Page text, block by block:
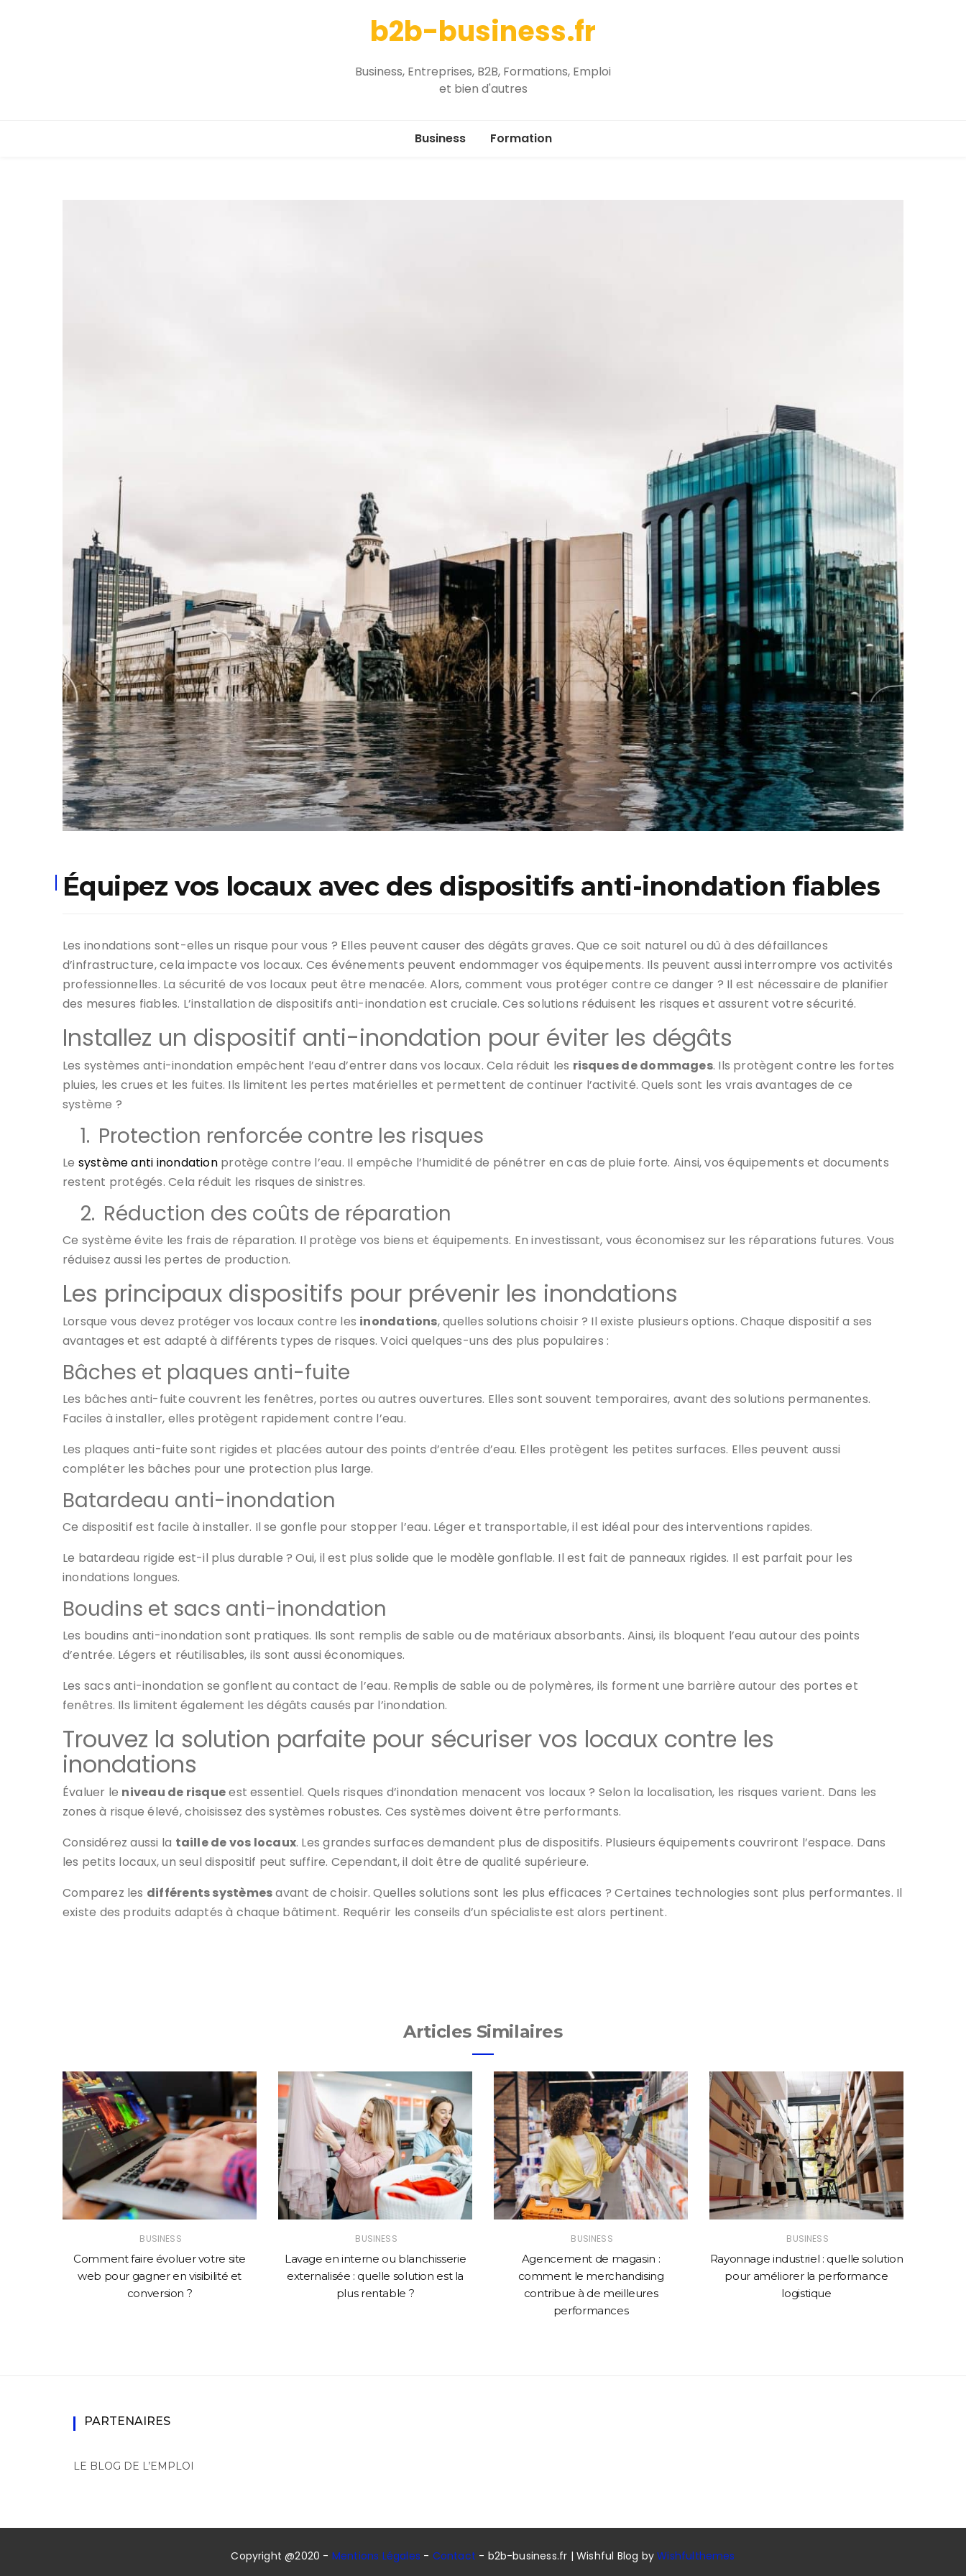
b2b-business.fr
Business, Entreprises, B2B, Formations, Emploi
et bien d'autres
Business Formation
Équipez vos locaux avec des dispositifs anti-inondation fiables
Les inondations sont-elles un risque pour vous ? Elles peuvent causer des dégâts graves. Que ce soit naturel ou dû à des défaillances
d’infrastructure, cela impacte vos locaux. Ces événements peuvent endommager vos équipements. Ils peuvent aussi interrompre vos activités
professionnelles. La sécurité de vos locaux peut être menacée. Alors, comment vous protéger contre ce danger ? Il est nécessaire de planifier
des mesures fiables. L’installation de dispositifs anti-inondation est cruciale. Ces solutions réduisent les risques et assurent votre sécurité.
Installez un dispositif anti-inondation pour éviter les dégâts
Les systèmes anti-inondation empêchent l’eau d’entrer dans vos locaux. Cela réduit les risques de dommages. Ils protègent contre les fortes
pluies, les crues et les fuites. Ils limitent les pertes matérielles et permettent de continuer l’activité. Quels sont les vrais avantages de ce
système ?
1. Protection renforcée contre les risques
Le système anti inondationprotège contre l’eau. Il empêche l’humidité de pénétrer en cas de pluie forte. Ainsi, vos équipements et documents
restent protégés. Cela réduit les risques de sinistres.
2. Réduction des coûts de réparation
Ce système évite les frais de réparation. Il protège vos biens et équipements. En investissant, vous économisez sur les réparations futures. Vous
réduisez aussi les pertes de production.
Les principaux dispositifs pour prévenir les inondations
Lorsque vous devez protéger vos locaux contre les inondations, quelles solutions choisir ? Il existe plusieurs options. Chaque dispositif a ses
avantages et est adapté à différents types de risques. Voici quelques-uns des plus populaires :
Bâches et plaques anti-fuite
Les bâches anti-fuite couvrent les fenêtres, portes ou autres ouvertures. Elles sont souvent temporaires, avant des solutions permanentes.
Faciles à installer, elles protègent rapidement contre l’eau.
Les plaques anti-fuite sont rigides et placées autour des points d’entrée d’eau. Elles protègent les petites surfaces. Elles peuvent aussi
compléter les bâches pour une protection plus large.
Batardeau anti-inondation
Ce dispositif est facile à installer. Il se gonfle pour stopper l’eau. Léger et transportable, il est idéal pour des interventions rapides.
Le batardeau rigide est-il plus durable ? Oui, il est plus solide que le modèle gonflable. Il est fait de panneaux rigides. Il est parfait pour les
inondations longues.
Boudins et sacs anti-inondation
Les boudins anti-inondation sont pratiques. Ils sont remplis de sable ou de matériaux absorbants. Ainsi, ils bloquent l’eau autour des points
d’entrée. Légers et réutilisables, ils sont aussi économiques.
Les sacs anti-inondation se gonflent au contact de l’eau. Remplis de sable ou de polymères, ils forment une barrière autour des portes et
fenêtres. Ils limitent également les dégâts causés par l’inondation.
Trouvez la solution parfaite pour sécuriser vos locaux contre les
inondations
Évaluer le niveau de risqueest essentiel. Quels risques d’inondation menacent vos locaux ? Selon la localisation, les risques varient. Dans les
zones à risque élevé, choisissez des systèmes robustes. Ces systèmes doivent être performants.
Considérez aussi la taille de vos locaux. Les grandes surfaces demandent plus de dispositifs. Plusieurs équipements couvriront l’espace. Dans
les petits locaux, un seul dispositif peut suffire. Cependant, il doit être de qualité supérieure.
Comparez les différents systèmesavant de choisir. Quelles solutions sont les plus efficaces ? Certaines technologies sont plus performantes. Il
existe des produits adaptés à chaque bâtiment. Requérir les conseils d’un spécialiste est alors pertinent.
Articles Similaires
BUSINESS
Comment faire évoluer votre site
web pour gagner en visibilité et
conversion ?
BUSINESS
Lavage en interne ou blanchisserie
externalisée : quelle solution est la
plus rentable ?
BUSINESS
Agencement de magasin :
comment le merchandising
contribue à de meilleures
performances
BUSINESS
Rayonnage industriel : quelle solution
pour améliorer la performance
logistique
PARTENAIRES
LE BLOG DE L’EMPLOI
Copyright @2020 - Mentions Légales - Contact - b2b-business.fr | Wishful Blog byWishfulthemes